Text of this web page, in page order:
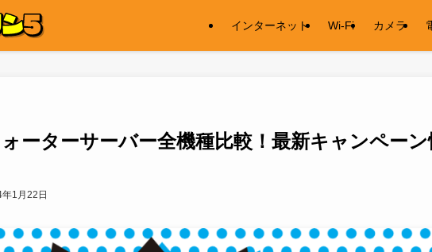
インターネット Wi-Fi カメラ
ーターサーバー全機種比較！最新キャンペーン
1月22日